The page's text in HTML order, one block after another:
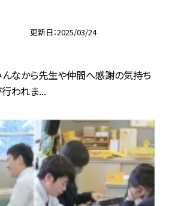
更新日 2025/03/24
んなから先生や仲間へ感謝の気持ち
われま...